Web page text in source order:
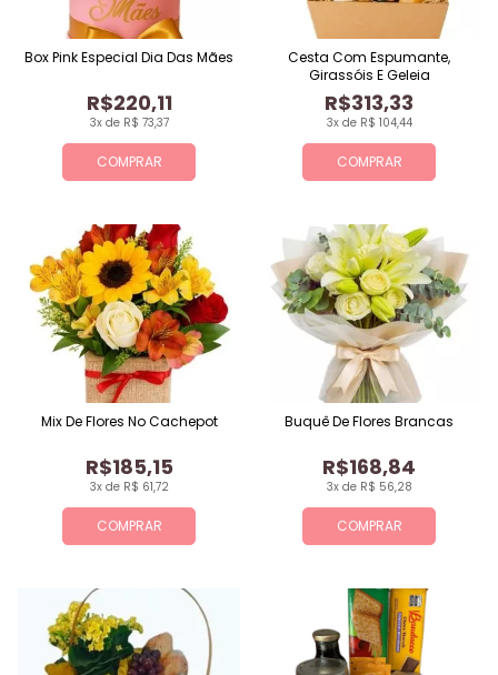
COMPRAR
3x de R$ 73,37
R$220,11
Box Pink Especial Dia Das Mães
COMPRAR
3x de R$ 104,44
R$313,33
Cesta Com Espumante,
Girassóis E Geleia
COMPRAR
3x de R$ 61,72
R$185,15
Mix De Flores No Cachepot
COMPRAR
3x de R$ 56,28
R$168,84
Buquê De Flores Brancas